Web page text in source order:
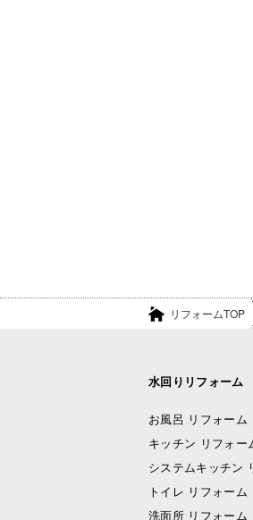
リフォームTOP
水回りリフォーム
お風呂 リフォーム
キッチン リフォー
システムキッチン
トイレ リフォーム
洗面所 リフォーム